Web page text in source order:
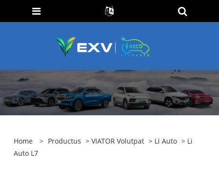
Home > Productus >VIATOR Volutpat > Li Auto > Li
Auto L7